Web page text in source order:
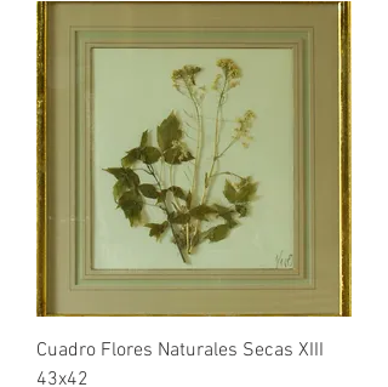
Cuadro Flores Naturales Secas XIII
43x42